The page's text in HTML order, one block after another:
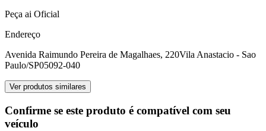
Peça ai Oficial
Endereço
Avenida Raimundo Pereira de Magalhaes, 220Vila Anastacio - Sao
Paulo/SP05092-040
Ver produtos similares
Confirme se este produto é compatível com seu
veículo